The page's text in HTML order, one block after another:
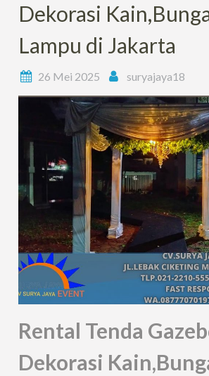
Dekorasi
Lampu di Jakarta
26 Mei 2025 suryajaya18
Rental Tenda
Dekorasi